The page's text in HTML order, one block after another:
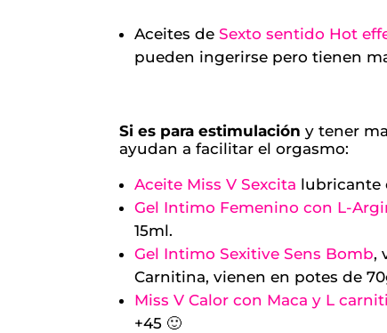
Aceites deSexto sentido Hot
pueden ingerirse pero tienen
Si es para estimulación y tener
ayudan a facilitar el orgasmo:
Aceite Miss V Sexcita lubricante
Gel Intimo Femenino con L-
15ml.
Gel Intimo Sexitive Sens Bomb,
Carnitina, vienen en potes de
Miss V Calor con Maca y L
+45 🙂